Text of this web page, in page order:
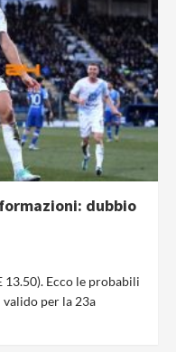
dubbio
13.50). Ecco le probabili
per la 23a